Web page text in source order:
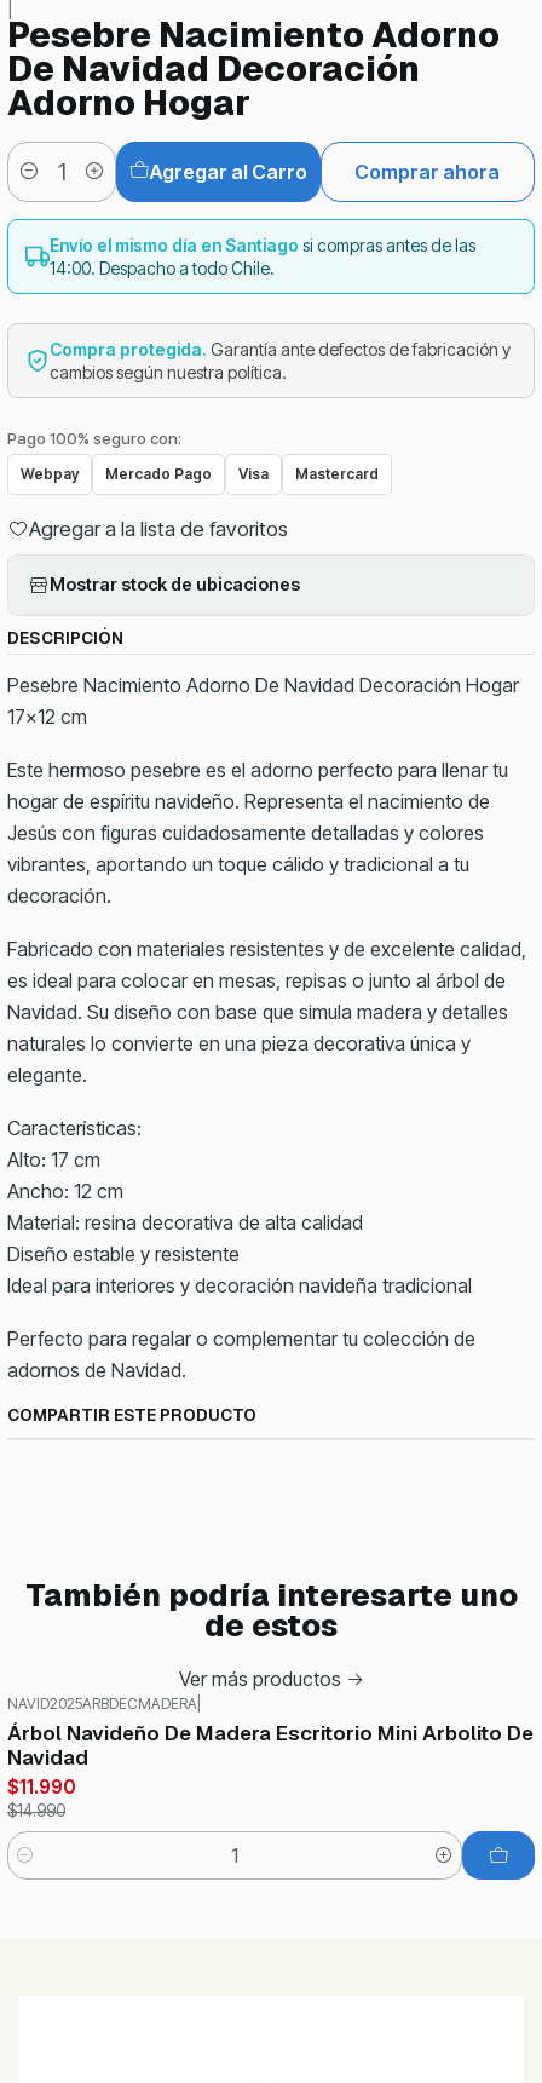
Pesebre Nacimiento Adorno
De Navidad Decoración
Adorno Hogar
Cantidad
Agregar al Carro Comprar ahora
Envío el mismo día en Santiago si compras antes de las
14:00. Despacho a todo Chile.
Compra protegida. Garantía ante defectos de fabricación y
cambios según nuestra política.
Pago 100% seguro con:
Webpay Mercado Pago Visa Mastercard
Agregar a la lista de favoritos
Mostrar stock de ubicaciones
DESCRIPCIÓN
Pesebre Nacimiento Adorno De Navidad Decoración Hogar
17x12 cm
Este hermoso pesebre es el adorno perfecto para llenar tu
hogar de espíritu navideño. Representa el nacimiento de
Jesús con figuras cuidadosamente detalladas y colores
vibrantes, aportando un toque cálido y tradicional a tu
decoración.
Fabricado con materiales resistentes y de excelente calidad,
es ideal para colocar en mesas, repisas o junto al árbol de
Navidad. Su diseño con base que simula madera y detalles
naturales lo convierte en una pieza decorativa única y
elegante.
Características:
Alto: 17 cm
Ancho: 12 cm
Material: resina decorativa de alta calidad
Diseño estable y resistente
Ideal para interiores y decoración navideña tradicional
Perfecto para regalar o complementar tu colección de
adornos de Navidad.
COMPARTIR ESTE PRODUCTO
También podría interesarte uno
de estos
Ver más productos
NAVID2025ARBDECMADERA
Árbol Navideño De Madera Escritorio Mini Arbolito De
Navidad
$11.990
$14.990
Cantidad